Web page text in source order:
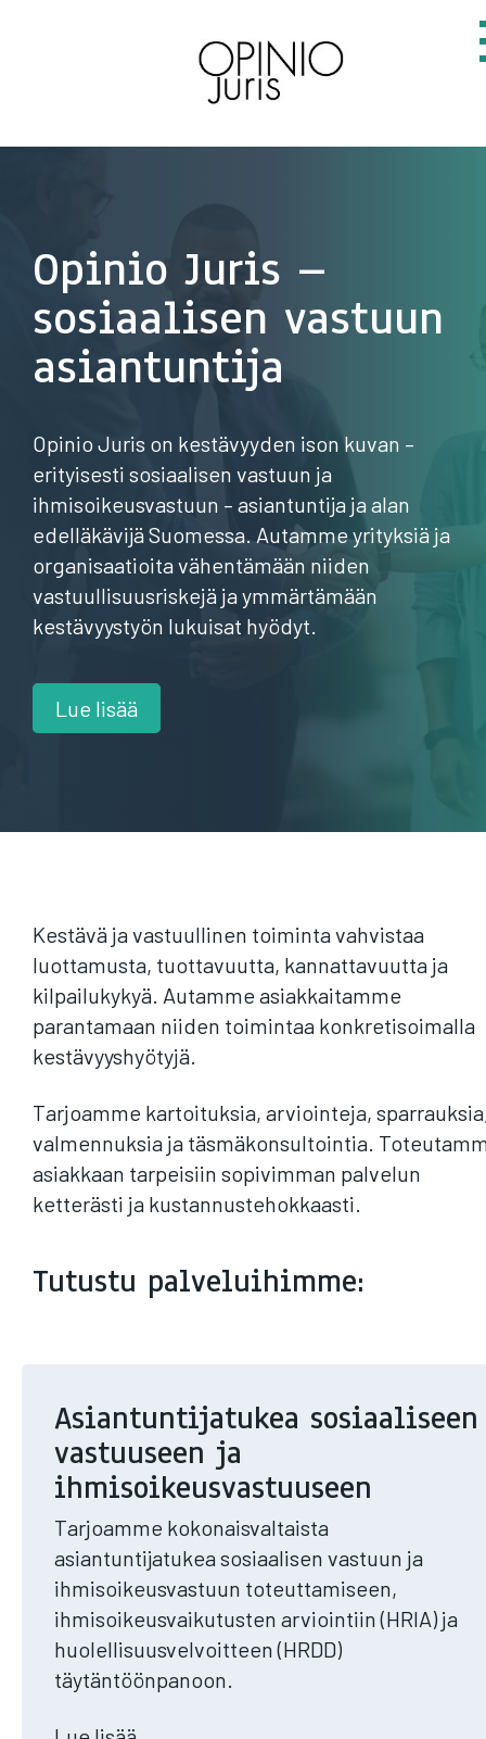
Opinio Juris –
sosiaalisen vastuun
asiantuntija
Opinio Juris on kestävyyden ison kuvan –
erityisesti sosiaalisen vastuun ja
ihmisoikeusvastuun – asiantuntija ja alan
edelläkävijä Suomessa. Autamme yrityksiä ja
organisaatioita vähentämään niiden
vastuullisuusriskejä ja ymmärtämään
kestävyystyön lukuisat hyödyt.
Lue lisää
Kestävä ja vastuullinen toiminta vahvistaa
luottamusta, tuottavuutta, kannattavuutta ja
kilpailukykyä. Autamme asiakkaitamme
parantamaan niiden toimintaa konkretisoimalla
kestävyyshyötyjä.
Tarjoamme kartoituksia, arviointeja,
valmennuksia ja täsmäkonsultointia.
asiakkaan tarpeisiin sopivimman palvelun
ketterästi ja kustannustehokkaasti.
Tutustu palveluihimme:
Asiantuntijatukea sosiaaliseen
vastuuseen ja
ihmisoikeusvastuuseen
Tarjoamme kokonaisvaltaista
asiantuntijatukea sosiaalisen vastuun ja
ihmisoikeusvastuun toteuttamiseen,
ihmisoikeusvaikutusten arviointiin (HRIA) ja
huolellisuusvelvoitteen (HRDD)
täytäntöönpanoon.